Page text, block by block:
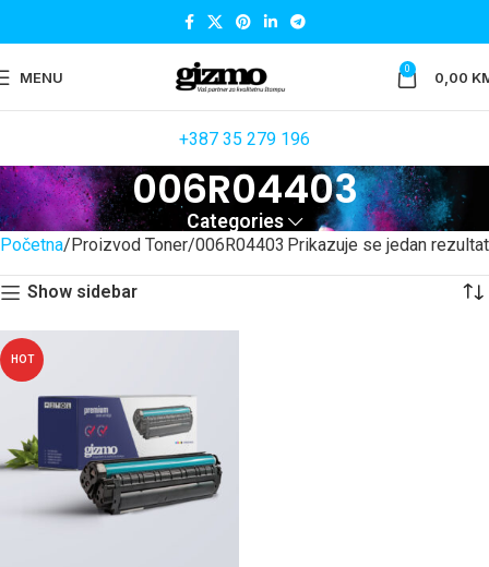
MENU 0 0,00
+387 35 279 196
006R04403
Categories
Početna Proizvod Toner 006R04403 Prikazuje se jedan rezultat
Show sidebar
HOT